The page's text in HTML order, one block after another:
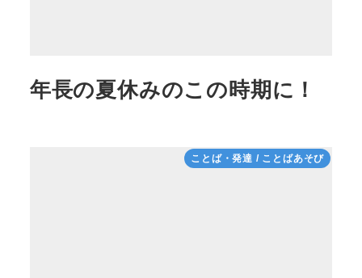
年長の夏休みのこの時期に！
ことば・発達 / ことばあそび